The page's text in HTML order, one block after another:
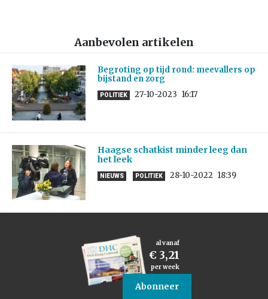
Aanbevolen artikelen
Begroting op tijd rond: meevallers op
bijstand en zorg
POLITIEK 27-10-2023 16:17
Haagse schatkist minder leeg dan
het leek
NIEUWS POLITIEK 28-10-2022 18:39
al vanaf
€ 3,21
per week
Abonneer